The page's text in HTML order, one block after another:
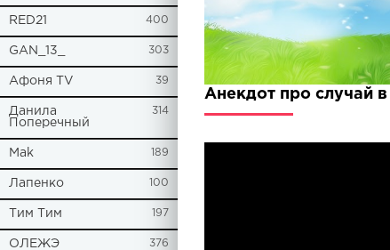
RED21 400
GAN_13_ 303
Афоня TV 39
Данила
Поперечный
314
Mak 189
Лапенко 100
Tим Тим 197
ОЛЕЖЭ 376
Анекдот про случай